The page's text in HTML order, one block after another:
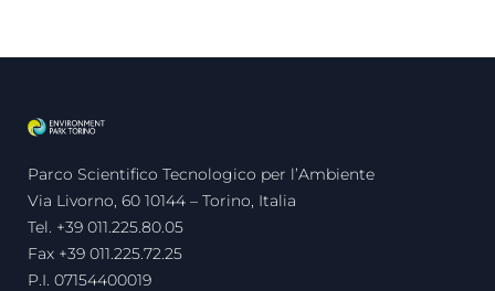
Parco Scientifico Tecnologico per l’Ambiente
Via Livorno, 60 10144 – Torino, Italia
Tel. +39 011.225.80.05
Fax +39 011.225.72.25
P.I. 07154400019